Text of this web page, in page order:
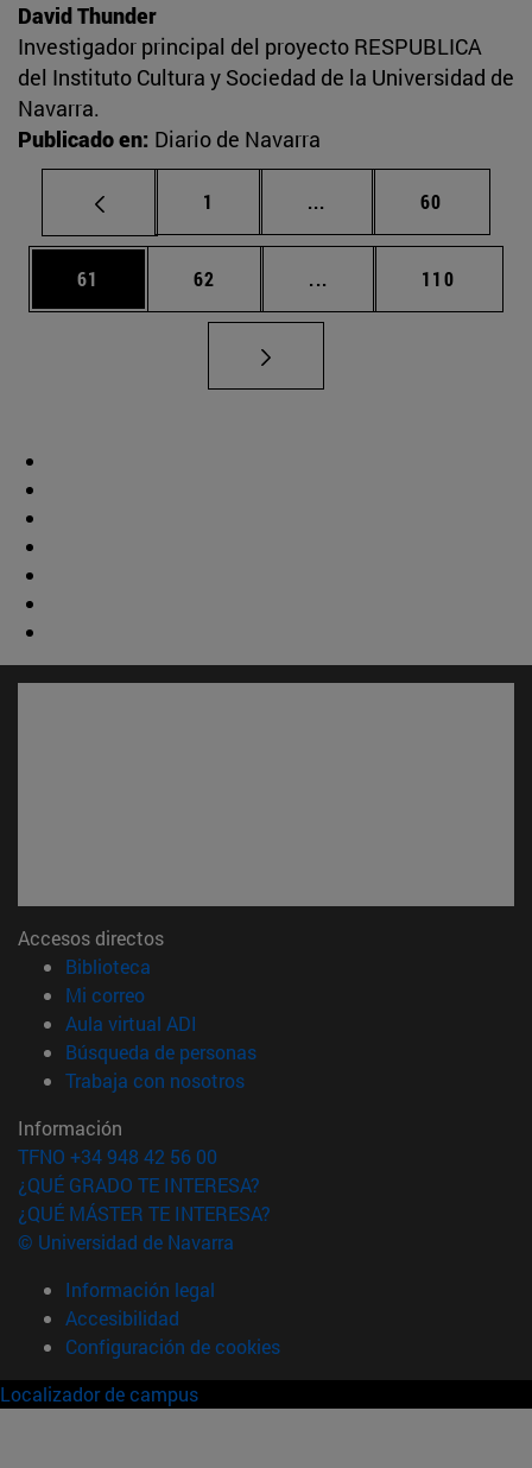
David Thunder
Investigador principal del proyecto RESPUBLICA
del Instituto Cultura y Sociedad de la Universidad de
Navarra.
Publicado en: Diario de Navarra
Página
1 ... Páginas intermedias
Página
60
Página
61 Página
62 ... Páginas intermedias
Página
110
Accesos directos
Biblioteca
Mi correo(abre en nueva ventana)
Aula virtual ADI
Búsqueda de personas(abre en nueva ventana)
Trabaja con nosotros(abre en nueva ventana)
Información
TFNO +34 948 42 56 00
¿QUÉ GRADO TE INTERESA?
¿QUÉ MÁSTER TE INTERESA?
© Universidad de Navarra
Información legal
Accesibilidad
Configuración de cookies
Localizador de campus